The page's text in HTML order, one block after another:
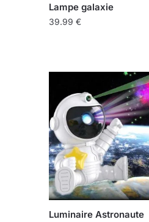
Lampe galaxie
39.99 €
Luminaire Astronaute